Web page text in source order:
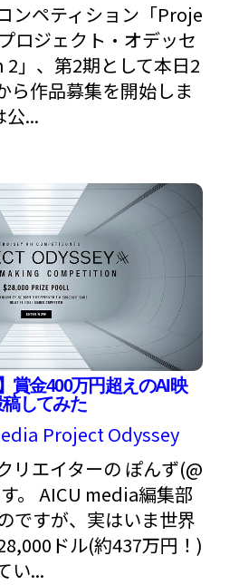
ンペティション「Proje
ロジェクト・オデッセ
2」、第2期として本日2
ら作品募集を開始しま
...
賞金400万円超えのAI映
してみた
Project Odyssey
リエイターの ぽんず(@
。 AICU media編集部
ですが、実はいま世界
ドル(約437万円！)
い...